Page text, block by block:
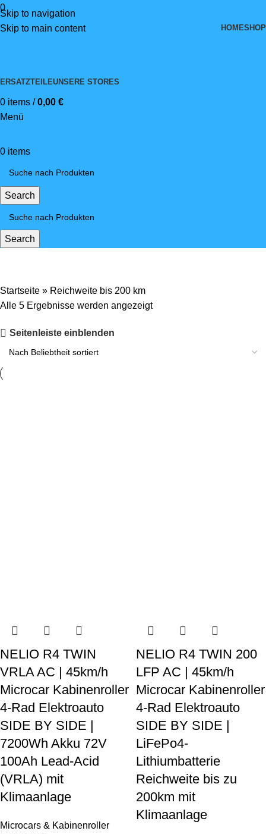
Skip to navigation
Skip to main content
0
HOMESHOP
ERSATZTEILEUNSERE STORES
0 items / 0,00 €
Menü
0 items
Search
Search
Startseite » Reichweite bis 200 km
Alle 5 Ergebnisse werden angezeigt
Seitenleiste einblenden
NELIO R4 TWIN
VRLA AC | 45km/h
Microcar Kabinenroller
4-Rad Elektroauto
SIDE BY SIDE |
7200Wh Akku 72V
100Ah Lead-Acid
(VRLA) mit
Klimaanlage
Microcars & Kabinenroller
NELIO R4 TWIN 200
LFP AC | 45km/h
Microcar Kabinenroller
4-Rad Elektroauto
SIDE BY SIDE |
LiFePo4-
Lithiumbatterie
Reichweite bis zu
200km mit
Klimaanlage